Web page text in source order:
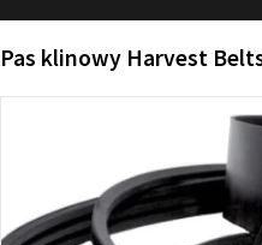
Pas klinowy Harvest